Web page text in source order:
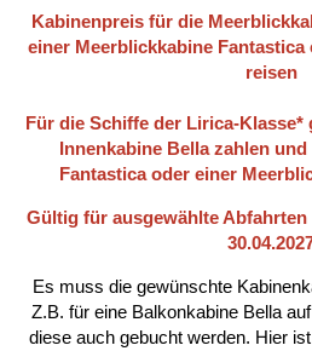
Kabinenpreis für die
einer Meerblickkabine
reisen
Für die Schiffe der Lirica-
Innenkabine Bella zahlen
Fantastica oder einer
Gültig für ausgewählte Abfahrten
Es muss die gewünschte
Z.B. für eine Balkonkabine Bella
diese auch gebucht werden. Hier